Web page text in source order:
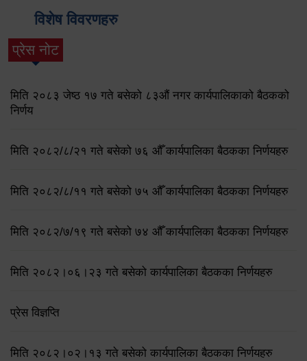
विशेष विवरणहरु
प्रेस नोट
मिति २०८३ जेष्ठ १७ गते बसेको ८३औं नगर कार्यपालिकाको बैठकको
निर्णय
मिति २०८२/८/२१ गते बसेको ७६ औँ कार्यपालिका बैठकका निर्णयहरु
मिति २०८२/८/११ गते बसेको ७५ औँ कार्यपालिका बैठकका निर्णयहरु
मिति २०८२/७/१९ गते बसेको ७४ औँ कार्यपालिका बैठकका निर्णयहरु
मिति २०८२।०६।२३ गते बसेको कार्यपालिका बैठकका निर्णयहरु
प्रेस विज्ञप्ति
मिति २०८२।०२।१३ गते बसेको कार्यपालिका बैठकका निर्णयहरु